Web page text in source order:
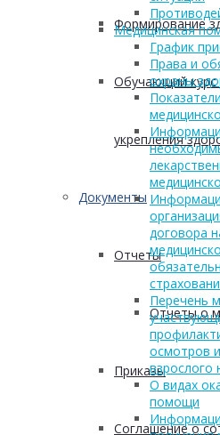
Формирование
Обучающий курс
укрепления
Документы
Отчеты
Отчеты о
Приказы
Соглашение о
Медицинская
График
Права и
охраны
договора
Перечень
осмотров
взрослого
О видах
помощи